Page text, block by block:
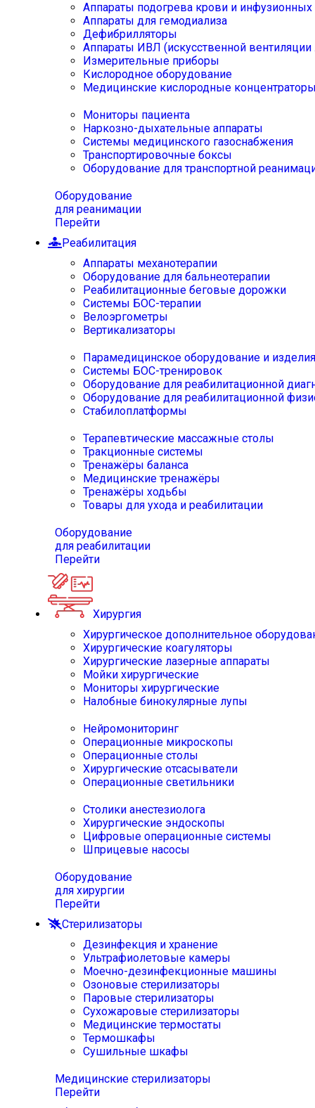
Аппараты подогрева крови и инфузионных
Аппараты для гемодиализа
Дефибрилляторы
Аппараты ИВЛ (искусственной вентиляции
Измерительные приборы
Кислородное оборудование
Медицинские кислородные
Мониторы пациента
Наркозно-дыхательные аппараты
Системы медицинского газоснабжения
Транспортировочные боксы
Оборудование для транспортной
Оборудование
для реанимации
Перейти
Реабилитация
Аппараты механотерапии
Оборудование для бальнеотерапии
Реабилитационные беговые дорожки
Системы БОС-терапии
Велоэргометры
Вертикализаторы
Парамедицинское оборудование и изделия
Системы БОС-тренировок
Оборудование для реабилитационной
Оборудование для реабилитационной
Стабилоплатформы
Терапевтические массажные столы
Тракционные системы
Тренажёры баланса
Медицинские тренажёры
Тренажёры ходьбы
Товары для ухода и реабилитации
Оборудование
для реабилитации
Перейти
Хирургия
Хирургическое дополнительное
Хирургические коагуляторы
Хирургические лазерные аппараты
Мойки хирургические
Мониторы хирургические
Налобные бинокулярные лупы
Нейромониторинг
Операционные микроскопы
Операционные столы
Хирургические отсасыватели
Операционные светильники
Столики анестезиолога
Хирургические эндоскопы
Цифровые операционные системы
Шприцевые насосы
Оборудование
для хирургии
Перейти
Стерилизаторы
Дезинфекция и хранение
Ультрафиолетовые камеры
Моечно-дезинфекционные машины
Озоновые стерилизаторы
Паровые стерилизаторы
Сухожаровые стерилизаторы
Медицинские термостаты
Термошкафы
Сушильные шкафы
Медицинские стерилизаторы
Перейти